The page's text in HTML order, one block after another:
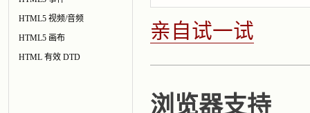
HTML5 视频/音频
HTML5 画布
HTML 有效 DTD
亲自试一试
浏览器支持